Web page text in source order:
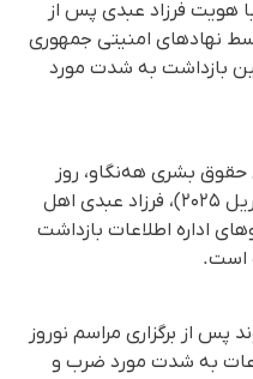
هویت فرزاد عبدی پس از
نهادهای امنیتی جمهوری
بازداشت به شدت مورد
بشری هه‌نگاو، روز
چهارشنبه ۱۳ فروردین ۱۴۰۴ (۲ آوریل ۲۰۲۵)، فرزاد عبدی اهل
اداره اطلاعات بازداشت
است.
پس از برگزاری مراسم نوروز
به شدت مورد ضرب و